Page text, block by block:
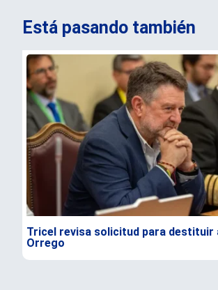
Está pasando también
Tricel revisa solicitud para destituir
Orrego